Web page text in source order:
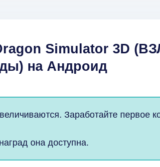
Simulator 3D
на Андроид
Заработайте первое
она доступна.